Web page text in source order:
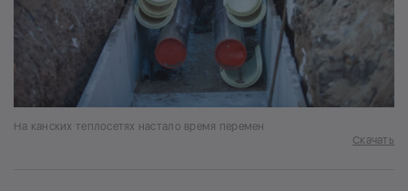
На канских теплосетях настало время перемен
Скачать